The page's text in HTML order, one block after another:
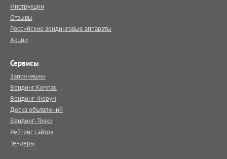
Инструкции
Отзывы
Российские вендинговые аппараты
Акции
Сервисы
Заполняшки
Вендинг.Компас
Вендинг-Форум
Доска объявлений
Вендинг-Точки
Рейтинг сайтов
Тендеры